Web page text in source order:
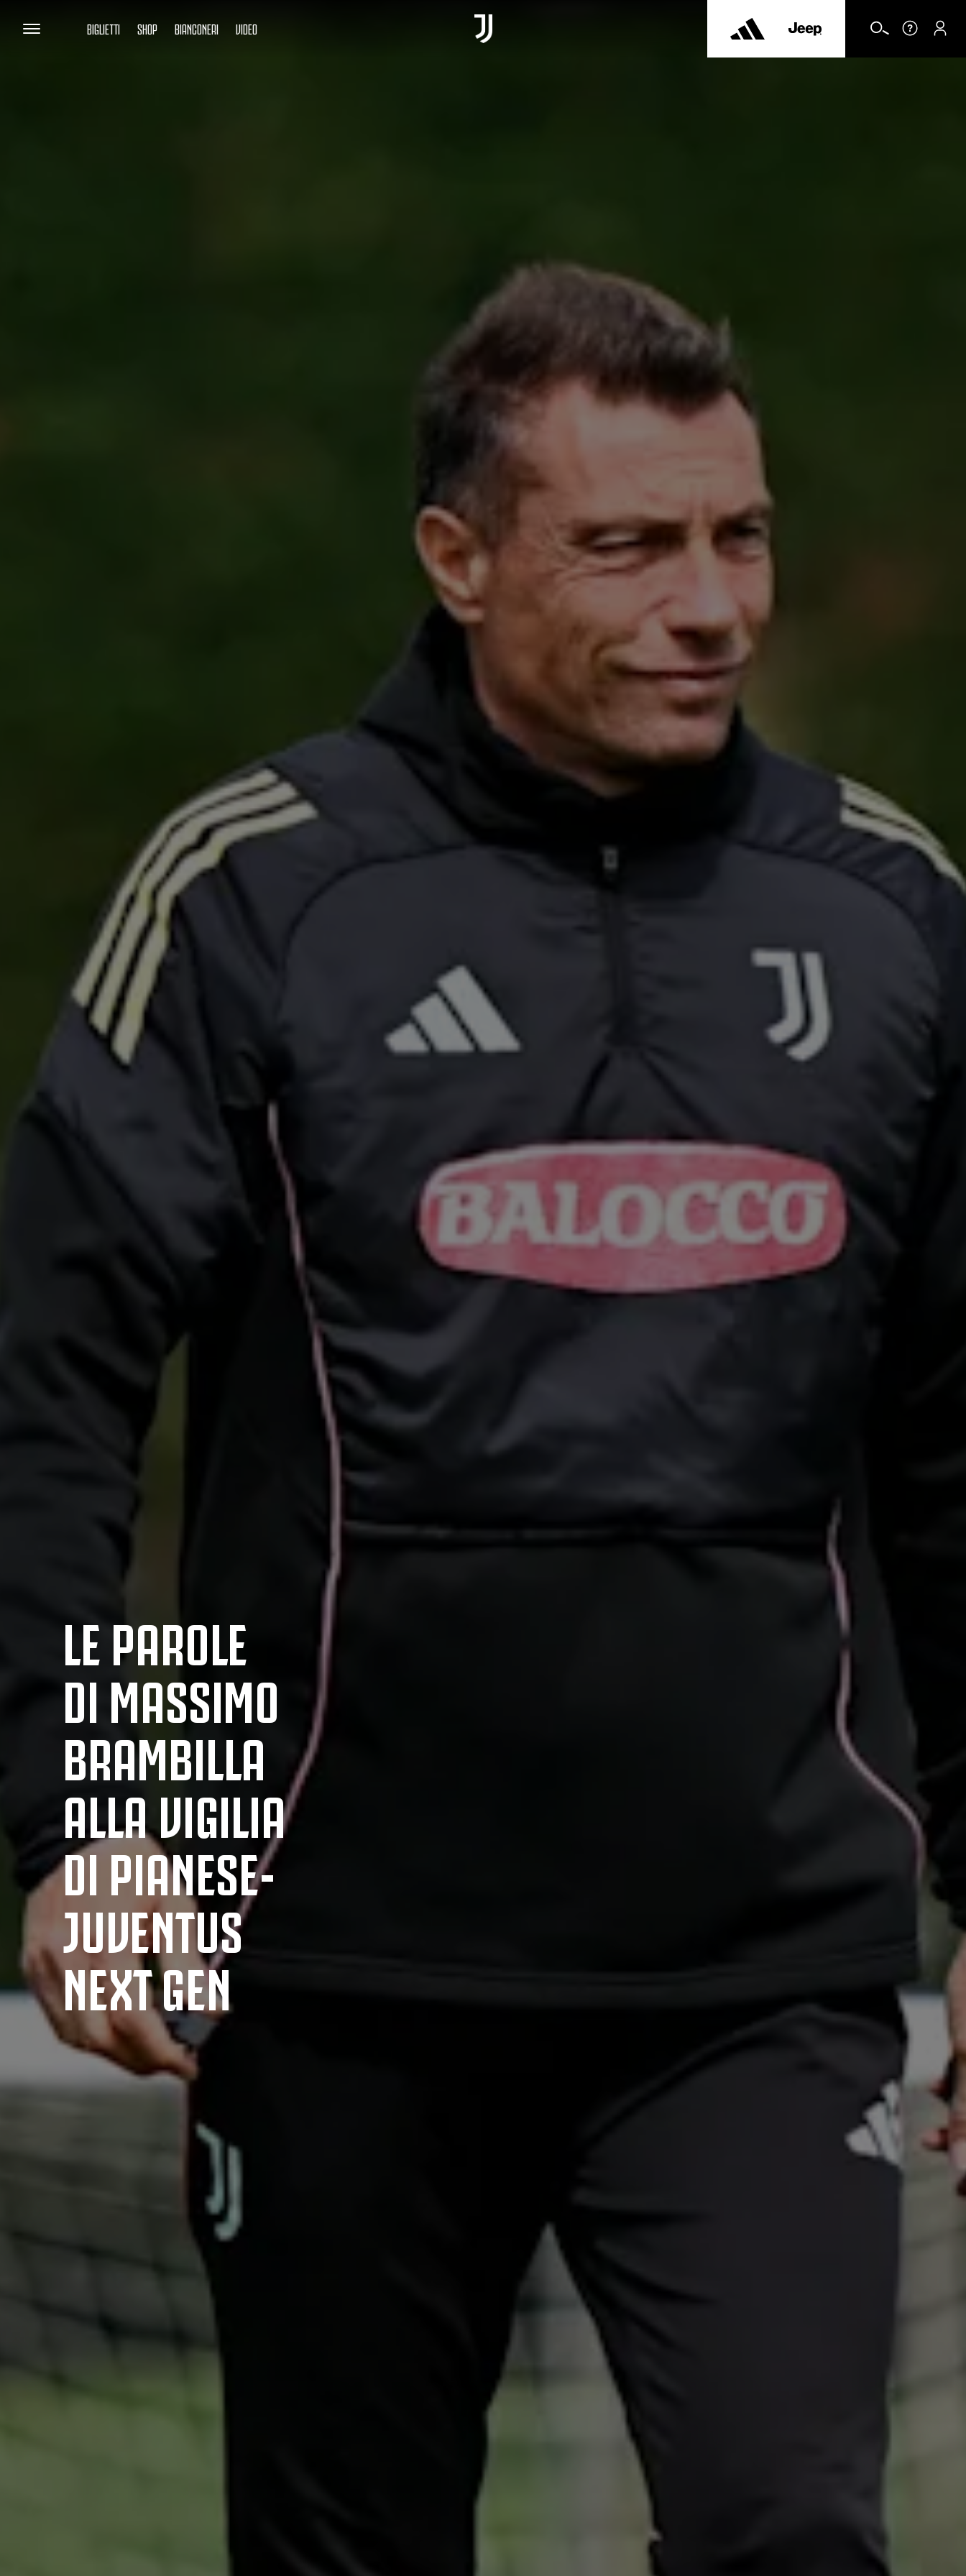
BIGLIETTI SHOP BIANCONERI VIDEO
LE PAROLE
DI MASSIMO
BRAMBILLA
ALLA VIGILIA
DI PIANESE-
JUVENTUS
NEXT GEN